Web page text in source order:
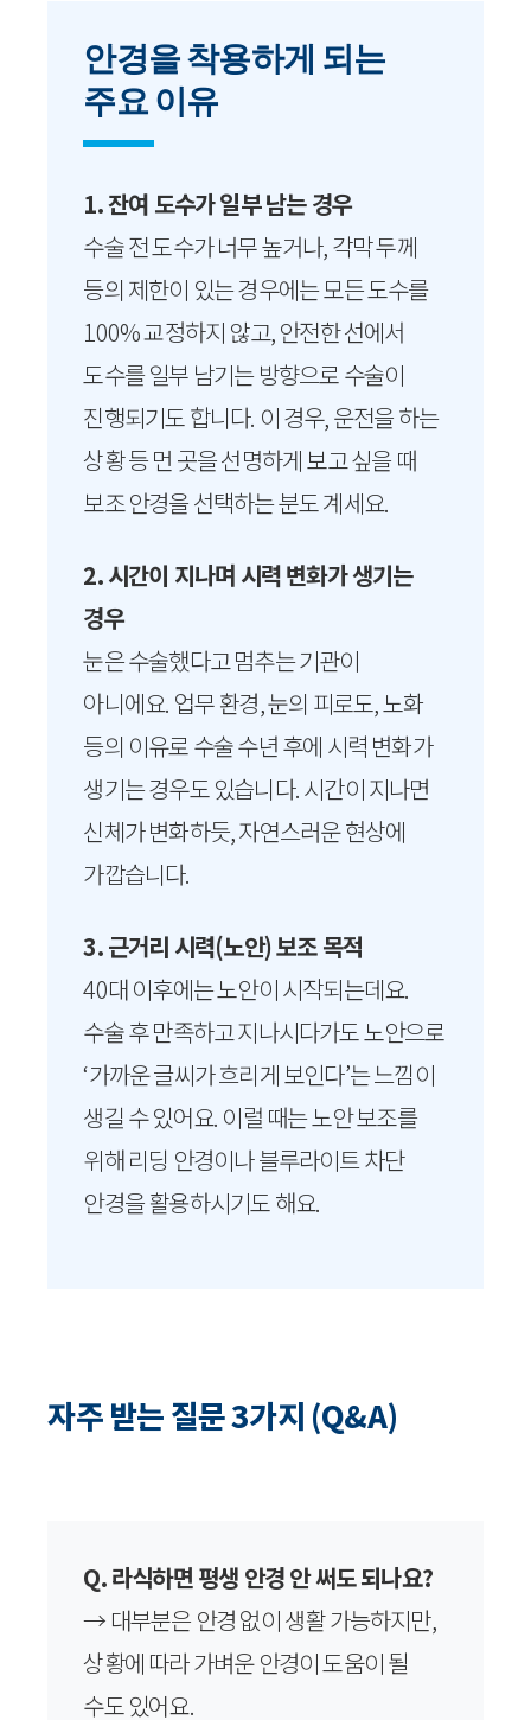
안경을 착용하게 되는
주요 이유
1. 잔여 도수가 일부 남는 경우
수술 전 도수가 너무 높거나, 각막 두께
등의 제한이 있는 경우에는 모든 도수를
100% 교정하지 않고, 안전한 선에서
도수를 일부 남기는 방향으로 수술이
진행되기도 합니다. 이 경우, 운전을 하는
상황 등 먼 곳을 선명하게 보고 싶을 때
보조 안경을 선택하는 분도 계세요.
2. 시간이 지나며 시력 변화가 생기는
경우
눈은 수술했다고 멈추는 기관이
아니에요. 업무 환경, 눈의 피로도, 노화
등의 이유로 수술 수년 후에 시력 변화가
생기는 경우도 있습니다. 시간이 지나면
신체가 변화하듯, 자연스러운 현상에
가깝습니다.
3. 근거리 시력(노안) 보조 목적
40대 이후에는 노안이 시작되는데요.
수술 후 만족하고 지나시다가도 노안으로
‘가까운 글씨가 흐리게 보인다’는 느낌이
생길 수 있어요. 이럴 때는 노안 보조를
위해 리딩 안경이나 블루라이트 차단
안경을 활용하시기도 해요.
자주 받는 질문 3가지 (Q&A)
Q. 라식하면 평생 안경 안 써도 되나요?
→ 대부분은 안경 없이 생활 가능하지만,
상황에 따라 가벼운 안경이 도움이 될
수도 있어요.